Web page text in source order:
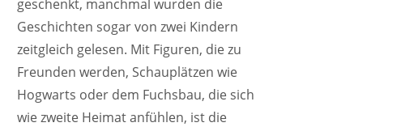
geschenkt, manchmal wurden die
Geschichten sogar von zwei Kindern
zeitgleich gelesen. Mit Figuren, die zu
Freunden werden, Schauplätzen wie
Hogwarts oder dem Fuchsbau, die sich
wie zweite Heimat anfühlen, ist die